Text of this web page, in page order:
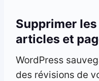
Supprimer
articles et
WordPress
des révisions de